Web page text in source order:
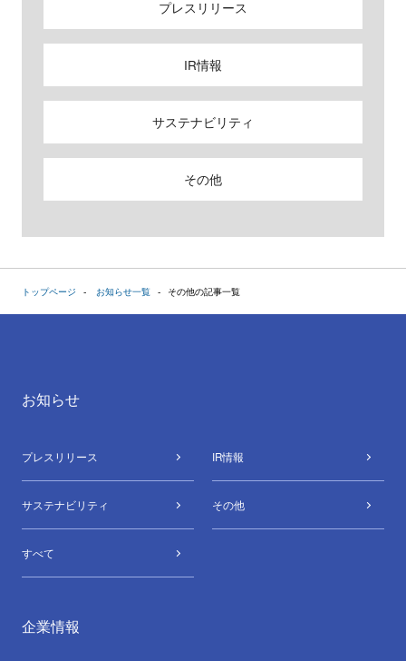
プレスリリース
IR情報
サステナビリティ
その他
トップページ お知らせ一覧 その他の記事一覧
お知らせ
プレスリリース IR情報
サステナビリティ その他
すべて
企業情報